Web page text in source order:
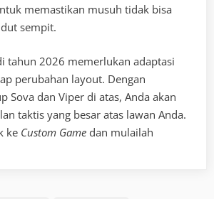
memastikan musuh tidak bisa
sempit.
tahun 2026 memerlukan adaptasi
perubahan layout. Dengan
Sova dan Viper di atas, Anda akan
taktis yang besar atas lawan Anda.
ke Custom Game dan mulailah